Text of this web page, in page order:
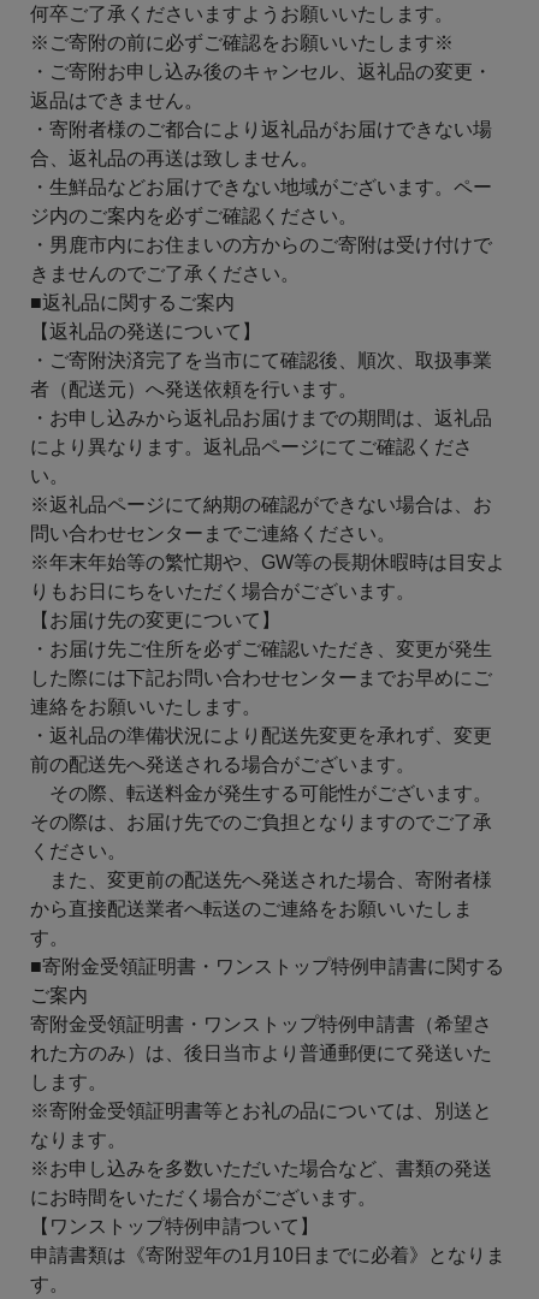
何卒ご了承くださいますようお願いいたします。
※ご寄附の前に必ずご確認をお願いいたします※
・ご寄附お申し込み後のキャンセル、返礼品の変更・
返品はできません。
・寄附者様のご都合により返礼品がお届けできない場
合、返礼品の再送は致しません。
・生鮮品などお届けできない地域がございます。ペー
ジ内のご案内を必ずご確認ください。
・男鹿市内にお住まいの方からのご寄附は受け付けで
きませんのでご了承ください。
■返礼品に関するご案内
【返礼品の発送について】
・ご寄附決済完了を当市にて確認後、順次、取扱事業
者（配送元）へ発送依頼を行います。
・お申し込みから返礼品お届けまでの期間は、返礼品
により異なります。返礼品ページにてご確認くださ
い。
※返礼品ページにて納期の確認ができない場合は、お
問い合わせセンターまでご連絡ください。
※年末年始等の繁忙期や、GW等の長期休暇時は目安よ
りもお日にちをいただく場合がございます。
【お届け先の変更について】
・お届け先ご住所を必ずご確認いただき、変更が発生
した際には下記お問い合わせセンターまでお早めにご
連絡をお願いいたします。
・返礼品の準備状況により配送先変更を承れず、変更
前の配送先へ発送される場合がございます。
その際、転送料金が発生する可能性がございます。
その際は、お届け先でのご負担となりますのでご了承
ください。
また、変更前の配送先へ発送された場合、寄附者様
から直接配送業者へ転送のご連絡をお願いいたしま
す。
■寄附金受領証明書・ワンストップ特例申請書に関する
ご案内
寄附金受領証明書・ワンストップ特例申請書（希望さ
れた方のみ）は、後日当市より普通郵便にて発送いた
します。
※寄附金受領証明書等とお礼の品については、別送と
なります。
※お申し込みを多数いただいた場合など、書類の発送
にお時間をいただく場合がございます。
【ワンストップ特例申請ついて】
申請書類は《寄附翌年の1月10日までに必着》となりま
す。